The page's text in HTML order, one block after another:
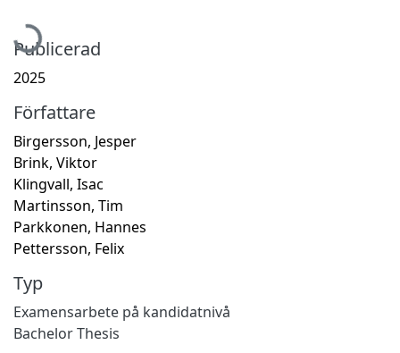
Hämtar...
Publicerad
2025
Författare
Birgersson, Jesper
Brink, Viktor
Klingvall, Isac
Martinsson, Tim
Parkkonen, Hannes
Pettersson, Felix
Typ
Examensarbete på kandidatnivå
Bachelor Thesis